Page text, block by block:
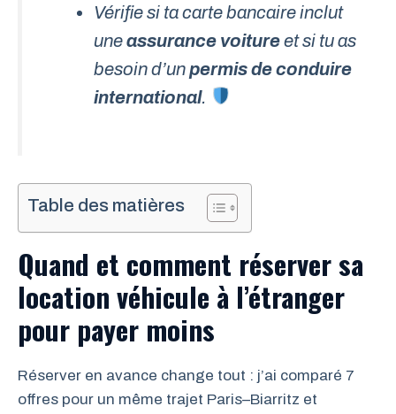
Vérifie si ta carte bancaire inclut
uneassurance voitureet si tu as
besoin d’unpermis de conduire
international.
Table des matières
Quand et comment réserver sa
location véhicule à l’étranger
pour payer moins
Réserver en avance change tout : j’ai comparé 7
offres pour un même trajet Paris–Biarritz et